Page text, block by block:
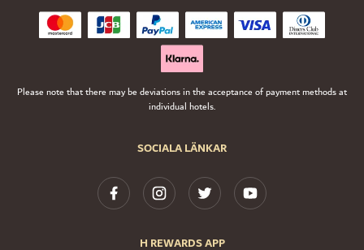
SOCIALA LÄNKAR
H REWARDS APP
Please note that there may be deviations in the acceptance of payment methods at
individual hotels.